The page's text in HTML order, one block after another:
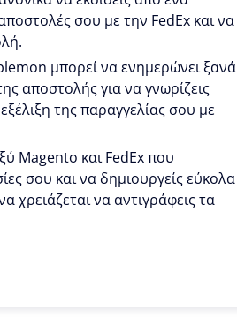
σου με την FedEx και να
μπορεί να ενημερώνει ξανά
αποστολής για να γνωρίζεις
της παραγγελίας σου με
Magento και FedEx που
σου και να δημιουργείς εύκολα
χρειάζεται να αντιγράφεις τα